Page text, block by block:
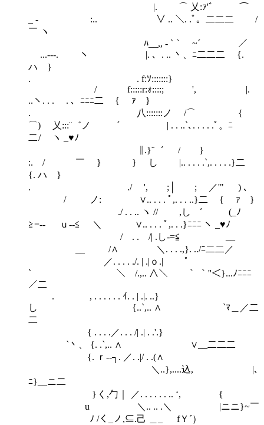
|. ⌒ 乂:ｧ'゛￣ ⌒
_ - :.. ∨ .. ＼. .ﾟ。二二二 /
￣ ヽ
ﾊ__,, - `｀￣~´ ／
...-‐-. ヽ |. 、. .. 丶、ﾆ二二二 {.
ハ }
. . f:ｿ:::::::}
/ f:::::r:ｫ::::; ', |.
..ヽ. . . . 、ﾆﾆﾆ二 { ｧ }
. 八:::::::ノ /⌒ {
⌒) 乂:::¨゛ノ ´ | . . ..`､. . . . .ﾟ。ﾆ
二 / ヽ _♥ﾉ
∥.}¨゛ / }
:. / ￣ } } し |.. . . . .`,. . . . .}二
{. ハ }
. ./ ', ;│ ; ／'" ) ､
/ ノ: ∨.. . . . ﾟ,. . . ..}二 { ｧ }
./ . . .. ヽ // ,し ゛ (_ﾉ
≧=‐- ｕ-‐≦ ＼ ∨.. . . . ﾟ,. . .}ﾆﾆﾆ ヽ _♥ﾉ
/ . . /| .し-=≦ __
__ /∧ ＼. . . .,}. ../ﾆ二二／
／. . . . ./. | .|ｏ.| ﾟ
` ＼ /.,.. ∧＼ ｀ ｀''＜}...ﾉﾆﾆﾆ
／二
. , . . . . . . ｲ. . | .|. ..}
し {..`,.. ∧ `ﾏ＿／二
二
{ . . . .／. . . /| .| . .'.}
`丶、 {. .`,.. ∧ ∨__二二二
{. ｒ‐‐┐. ／. .|/ . .(∧
＼..},....込, |､
ﾆ}__ニ二
} く,勹｜ ／. . . . . . .. ‘, {
u ＼.. .. .＼ |ニニ}~￣
ﾉ /く_ノ,⊆.己 ＿_ fＹ´）